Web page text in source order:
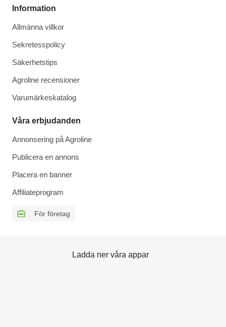
Information
Allmänna villkor
Sekretesspolicy
Säkerhetstips
Agroline recensioner
Varumärkeskatalog
Våra erbjudanden
Annonsering på Agroline
Publicera en annons
Placera en banner
Affiliateprogram
För företag
Ladda ner våra appar